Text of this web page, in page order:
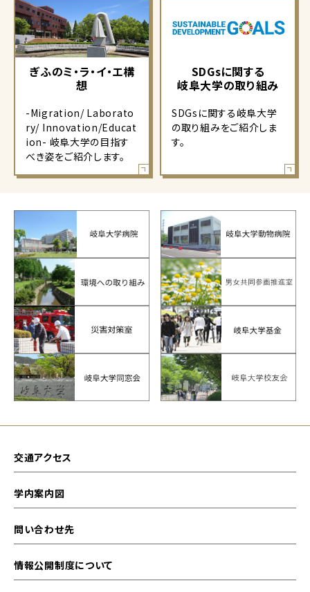
ぎふのミ・ラ・イ・エ構
想
-Migration/ Laborato
ry/ Innovation/Educat
ion- 岐阜大学の目指す
べき姿をご紹介します。
SDGsに関する
岐阜大学の取り組み
SDGsに関する岐阜大学
の取り組みをご紹介しま
す。
交通アクセス
学内案内図
問い合わせ先
情報公開制度について